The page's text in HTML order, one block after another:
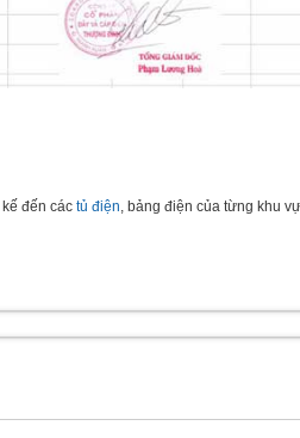
đến các tủ điện, bảng điện của từng khu